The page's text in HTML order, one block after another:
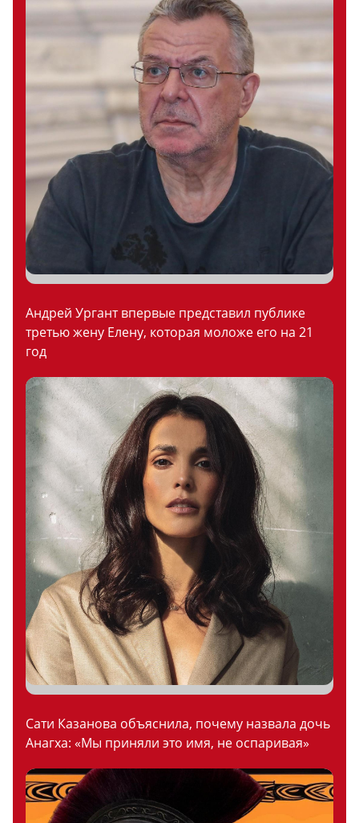
Андрей Ургант впервые представил публике
третью жену Елену, которая моложе его на 21
год
Сати Казанова объяснила, почему назвала дочь
Анагха: «Мы приняли это имя, не оспаривая»